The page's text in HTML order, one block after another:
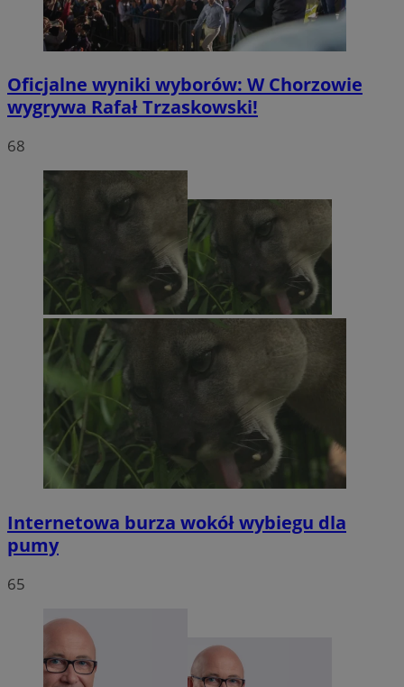
Oficjalne wyniki wyborów: W Chorzowie
wygrywa Rafał Trzaskowski!
68
Internetowa burza wokół wybiegu dla
pumy
65